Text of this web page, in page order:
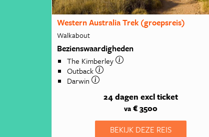
Western Australia Trek (groepsreis)
Walkabout
Bezienswaardigheden
The Kimberley
Outback
Darwin
24 dagen excl ticket
va € 3500
BEKIJK DEZE REIS